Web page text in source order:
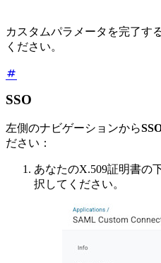
カスタムパラメータを完了す
ください。
SSO
左側のナビゲーションから
ださい：
あなたのX.509証明書の
択してください。